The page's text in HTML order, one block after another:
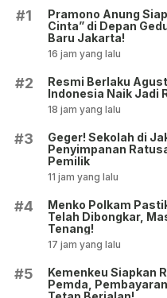
#1
Pramono Anung
Cinta” di Depan
Baru Jakarta!
16 jam yang lalu
#2
Resmi Berlaku
Indonesia Naik Jadi
18 jam yang lalu
#3
Geger! Sekolah di
Penyimpanan
Pemilik
11 jam yang lalu
#4
Menko Polkam
Telah Dibongkar,
Tenang!
17 jam yang lalu
#5
Kemenkeu Siapkan
Pemda,